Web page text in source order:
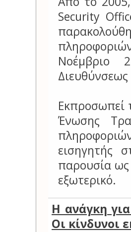
Security
Νοέμβριο
Εκπροσωπεί
Ένωσης
εισηγητής
παρουσία ως
εξωτερικό.
Η ανάγκη
Οι κίνδυνοι